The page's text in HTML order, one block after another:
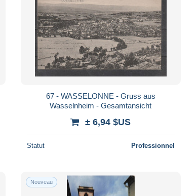
67 - WASSELONNE - Gruss aus
Wasselnheim - Gesamtansicht
± 6,94 $US
Statut Professionnel
Nouveau